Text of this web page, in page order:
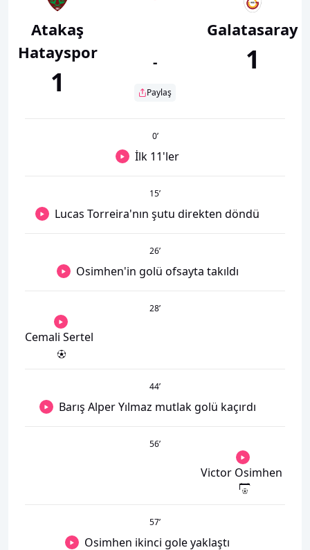
Atakaş
Hatayspor
1
-
Paylaş
Galatasaray
1
0’
İlk 11'ler
15’
Lucas Torreira'nın şutu direkten döndü
26’
Osimhen'in golü ofsayta takıldı
28’
Cemali Sertel
44’
Barış Alper Yılmaz mutlak golü kaçırdı
56’
Victor Osimhen
57’
Osimhen ikinci gole yaklaştı